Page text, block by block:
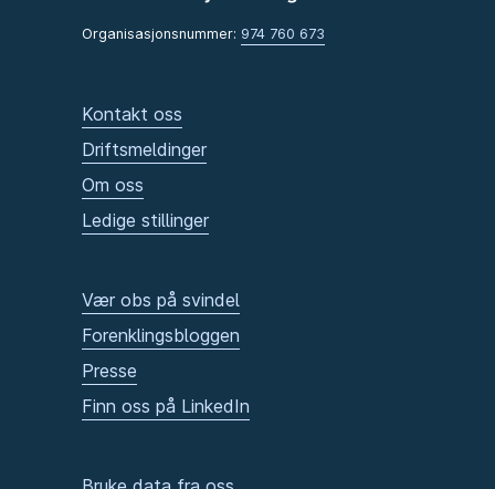
Organisasjonsnummer: 974 760 673
Kontakt oss
Driftsmeldinger
Om oss
Ledige stillinger
Vær obs på svindel
Forenklingsbloggen
Presse
Finn oss på LinkedIn